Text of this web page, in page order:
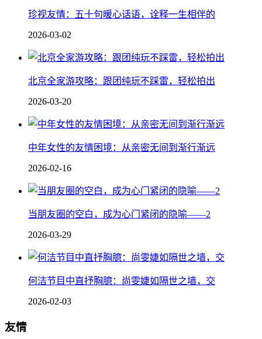
珍视友情：五十句暖心话语，诠释一生相伴的
2026-03-02
北京全家游攻略：跟团纯玩不踩雷，轻松拍出
2026-03-20
中年女性的友情困境：从亲密无间到渐行渐远
2026-02-16
当朋友圈的空白，成为心门紧闭的隐喻——2
2026-03-29
何洁节目中直抒胸臆：尚雯婕如隔世之墙，交
2026-02-03
友情